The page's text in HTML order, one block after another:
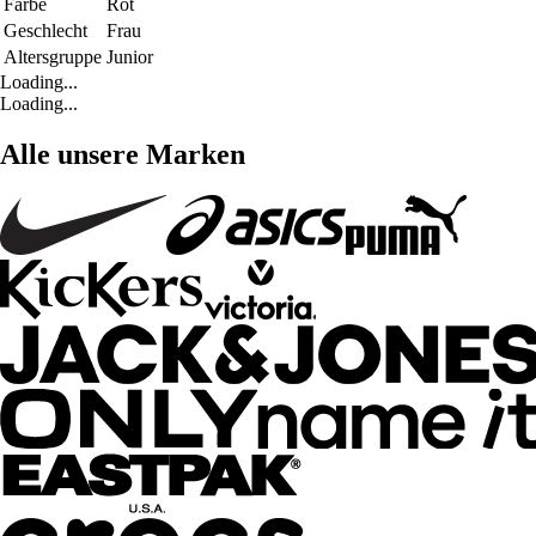
Farbe
Rot
Geschlecht
Frau
Altersgruppe Junior
Loading...
Loading...
Alle unsere Marken